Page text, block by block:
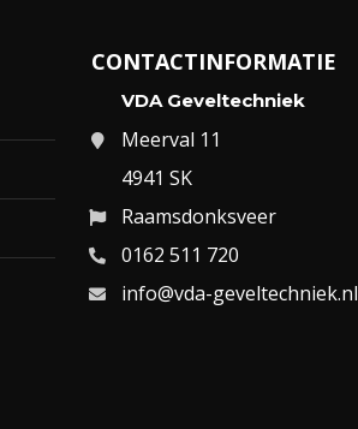
CONTACTINFORMATIE
VDA Geveltechniek
Meerval 11
4941 SK
Raamsdonksveer
0162 511 720
info@vda-geveltechniek.nl